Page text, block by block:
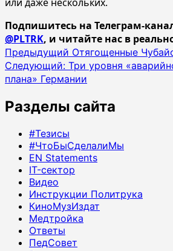
Подпишитесь на Телеграм-
@PLTRK, и читайте нас в
Навигация
записи
Предыдущий Отягощенные
Следующий: Три уровня
плана» Германии
Разделы сайта
#Тезисы
#ЧтоБыСделалиМы
EN Statements
IT-сектор
Видео
Инструкции Политрука
КиноМузИздат
Медтройка
Ответы
ПедСовет